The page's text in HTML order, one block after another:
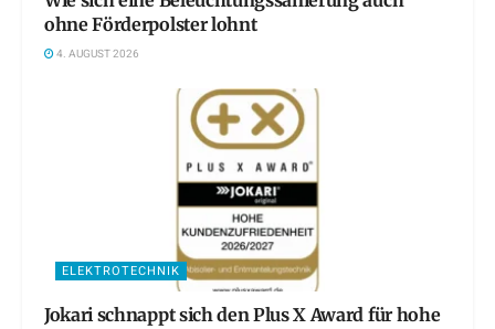
ohne Förderpolster lohnt
4. AUGUST 2026
ELEKTROTECHNIK
Jokari schnappt sich den Plus X Award für hohe